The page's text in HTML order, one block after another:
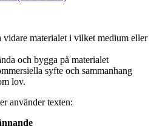
i en ålder där de är i full färd med att
språk, och de kommunicerar
som med prat och så. Fokuset
närläsning av bilderböcker. Det var
på förhand, och de gavs också
och barnen. Förskolorna
på många olika vis, exempelvis
bild och genom att utföra olika typer
med barnen. Och bibliotekens roll
bokgåvor, så anordnade de bland
vidare materialet i vilket medium eller
och bygga på materialet
syfte och sammanhang
lov.
använder texten: